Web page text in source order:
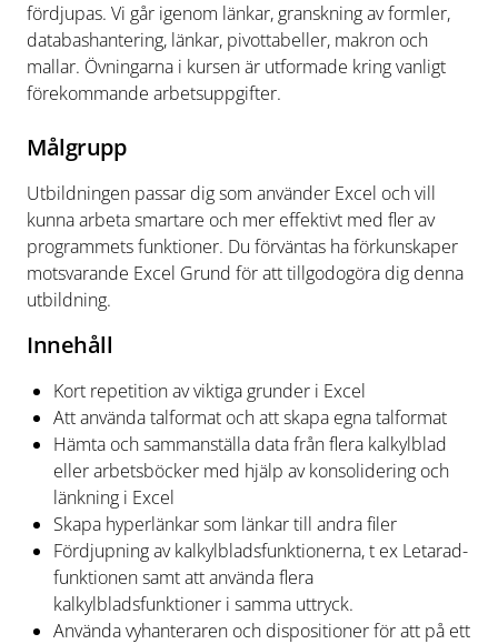
fördjupas. Vi går igenom länkar, granskning av formler,
databashantering, länkar, pivottabeller, makron och
mallar. Övningarna i kursen är utformade kring vanligt
förekommande arbetsuppgifter.
Målgrupp
Utbildningen passar dig som använder Excel och vill
kunna arbeta smartare och mer effektivt med fler av
programmets funktioner. Du förväntas ha förkunskaper
motsvarande Excel Grund för att tillgodogöra dig denna
utbildning.
Innehåll
Kort repetition av viktiga grunder i Excel
Att använda talformat och att skapa egna talformat
Hämta och sammanställa data från flera kalkylblad
eller arbetsböcker med hjälp av konsolidering och
länkning i Excel
Skapa hyperlänkar som länkar till andra filer
Fördjupning av kalkylbladsfunktionerna, t ex Letarad-
funktionen samt att använda flera
kalkylbladsfunktioner i samma uttryck.
Använda vyhanteraren och dispositioner för att på ett